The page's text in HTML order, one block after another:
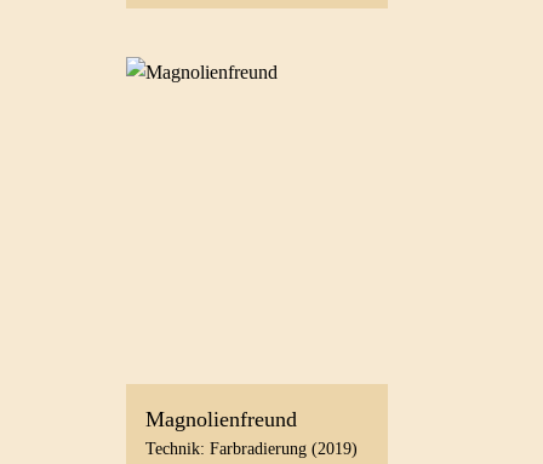
Magnolienfreund
Technik: Farbradierung (2019)